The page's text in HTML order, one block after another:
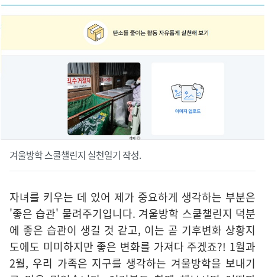
겨울방학 스쿨챌린지 실천일기 작성.
자녀를 키우는 데 있어 제가 중요하게 생각하는 부분은
'좋은 습관' 물려주기입니다. 겨울방학 스쿨챌린지 덕분
에 좋은 습관이 생길 것 같고, 이는 곧 기후변화 상황지
도에도 미미하지만 좋은 변화를 가져다 주겠죠?! 1월과
2월, 우리 가족은 지구를 생각하는 겨울방학을 보내기